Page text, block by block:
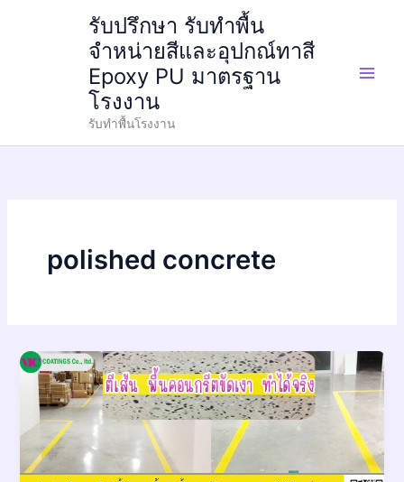
รับปรึกษา รับทำพื้น
จำหน่ายสีและอุปกณ์ทาสี
Epoxy PU มาตรฐาน
โรงงาน
รับทำพื้นโรงงาน
polished concrete